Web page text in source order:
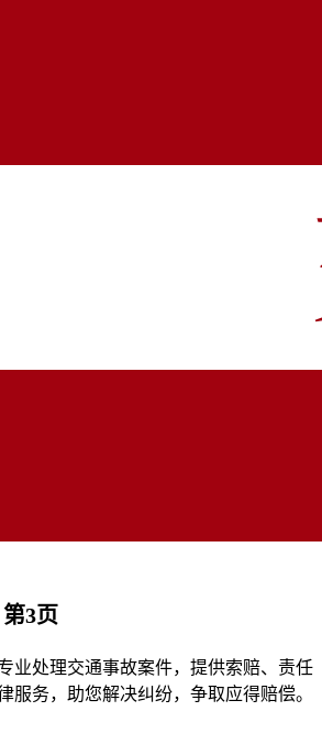
第3页
业处理交通事故案件，提供索赔、责任
服务，助您解决纠纷，争取应得赔偿。